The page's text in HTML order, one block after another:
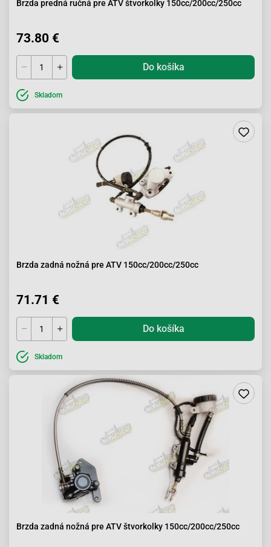
Brzda predná ručná pre ATV štvorkolky 150cc/200cc/250cc
73.80 €
Do košíka
Skladom
Brzda zadná nožná pre ATV 150cc/200cc/250cc
71.71 €
Do košíka
Skladom
Brzda zadná nožná pre ATV štvorkolky 150cc/200cc/250cc